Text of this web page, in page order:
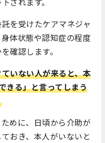
を受けたケアマネジャ
体状態や認知症の程度
確認します。
いない人が来ると、本
きる」と言ってしまう
めに、日頃から介助が
おき、本人がいないと